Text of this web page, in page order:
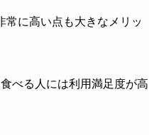
常に高い点も大きなメリッ
べる人には利用満足度が高